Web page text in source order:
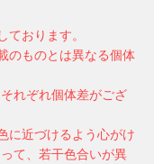
おります。
のものとは異なる個体
れぞれ個体差がござ
に近づけるよう心がけ
て、若干色合いが異